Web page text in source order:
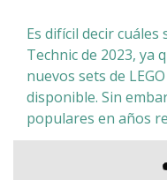
Es difícil decir cuáles
Technic de 2023, ya
nuevos sets de
disponible. Sin
populares en años